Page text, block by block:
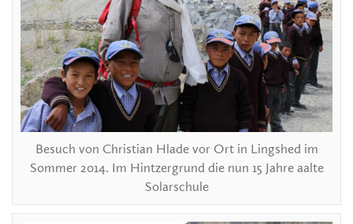
Besuch von Christian Hlade vor Ort in Lingshed im
Sommer 2014. Im Hintzergrund die nun 15 Jahre aalte
Solarschule